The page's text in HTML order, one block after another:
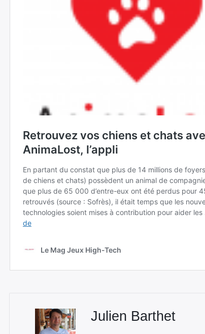
Julien Barthet